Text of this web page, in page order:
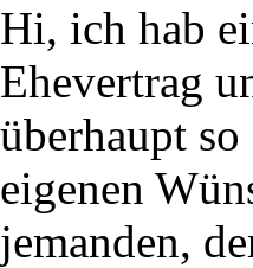
Hi, ich hab
Ehevertrag
überhaupt
eigenen
jemanden,